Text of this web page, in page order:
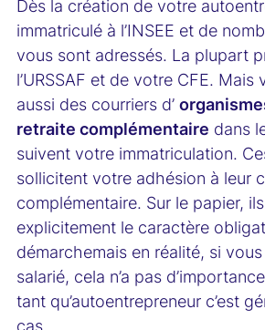
Dès la création de votre
immatriculé à l’INSEE et de
vous sont adressés. La plupart
l’URSSAF et de votre CFE. Mais
aussi des courriers d’
retraite complémentaire dans
suivent votre immatriculation.
sollicitent votre adhésion à leur
complémentaire. Sur le papier,
explicitement le caractère
démarchemais en réalité, si vous
salarié, cela n’a pas
tant qu’autoentrepreneur c’est
cas.